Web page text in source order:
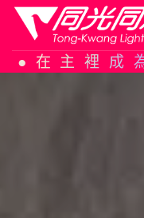
Skip
to
在主裡成